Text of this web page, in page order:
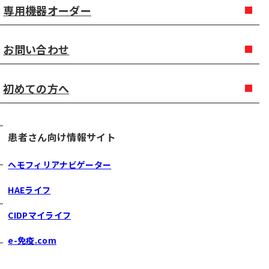
専用機器オーダー
お問い合わせ
初めての方へ
患者さん向け情報サイト
ヘモフィリアナビゲーター
HAEライフ
CIDPマイライフ
e-免疫.com